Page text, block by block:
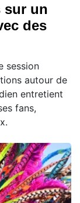
sur un
des
session
autour de
entretient
fans,